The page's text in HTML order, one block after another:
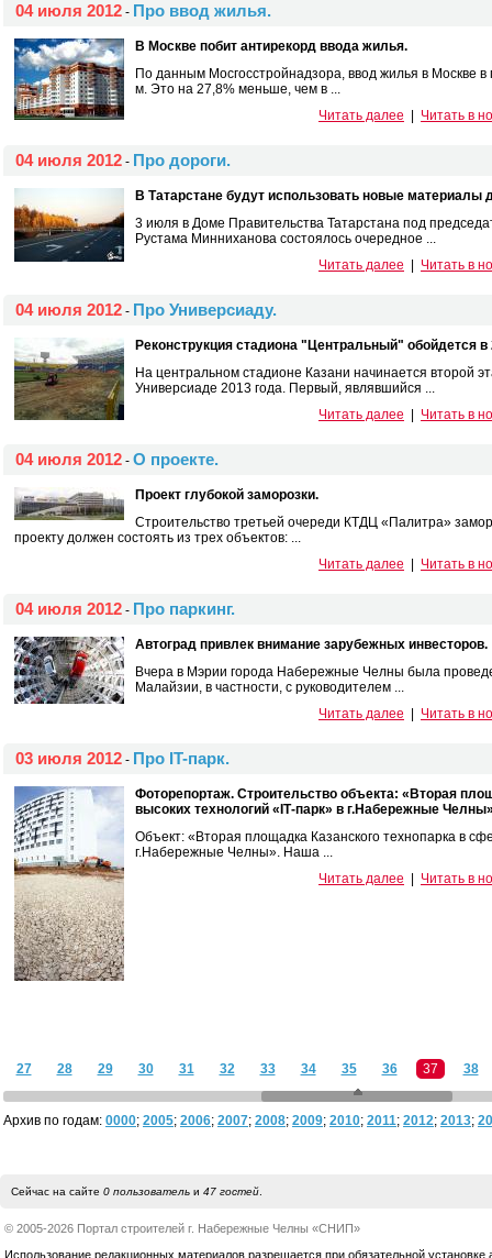
04 июля 2012 - Про ввод жилья.
В Москве побит антирекорд ввода жилья.
По данным Мосгосстройнадзора, ввод жилья в Москве в
м. Это на 27,8% меньше, чем в ...
Читать далее
Читать в
04 июля 2012 - Про дороги.
В Татарстане будут использовать новые
3 июля в Доме Правительства Татарстана под
Рустама Минниханова состоялось очередное ...
Читать далее
Читать в
04 июля 2012 - Про Универсиаду.
Реконструкция стадиона "Центральный" обойдется
На центральном стадионе Казани начинается второй
Универсиаде 2013 года. Первый, являвшийся ...
Читать далее
Читать в
04 июля 2012 - О проекте.
Про­ект глу­бокой за­мороз­ки.
Строительство третьей очереди КТДЦ «Палитра»
проекту должен состоять из трех объектов: ...
Читать далее
Читать в
04 июля 2012 - Про паркинг.
Автоград привлек внимание зарубежных инвесторов.
Вчера в Мэрии города Набережные Челны была
Малайзии, в частности, с руководителем ...
Читать далее
Читать в
03 июля 2012 - Про IT-парк.
Фоторепортаж. Строительство объекта: «Вторая
высоких технологий « IT-парк» в г.Набережные
Объект: «Вторая площадка Казанского технопарка в
г.Набережные Челны». Наша ...
Читать далее
Читать в
27 28 29 30 31 32 33 34 35 36 37 38
Архив по годам: 0000; 2005; 2006; 2007; 2008; 2009; 2010; 2011; 2012; 2013;
Сейчас на сайте 0 пользовательи 47 гостей.
© 2005-2026 Портал строителей г. Набережные Челны «СНИП»
Использование редакционных материалов разрешается при обязательной установке